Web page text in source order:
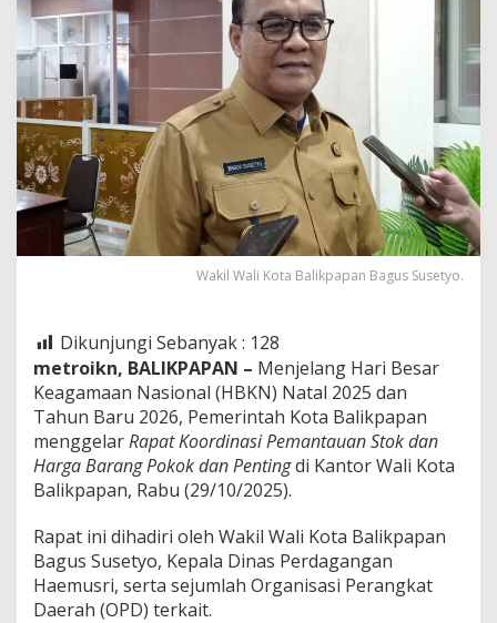
Wakil Wali Kota Balikpapan Bagus Susetyo.
Dikunjungi Sebanyak : 128
metroikn, BALIKPAPAN – Menjelang Hari Besar
Keagamaan Nasional (HBKN) Natal 2025 dan
Tahun Baru 2026, Pemerintah Kota Balikpapan
menggelarRapat Koordinasi Pemantauan Stok dan
Harga Barang Pokok dan Pentingdi Kantor Wali Kota
Balikpapan, Rabu (29/10/2025).
Rapat ini dihadiri oleh Wakil Wali Kota Balikpapan
Bagus Susetyo, Kepala Dinas Perdagangan
Haemusri, serta sejumlah Organisasi Perangkat
Daerah (OPD) terkait.